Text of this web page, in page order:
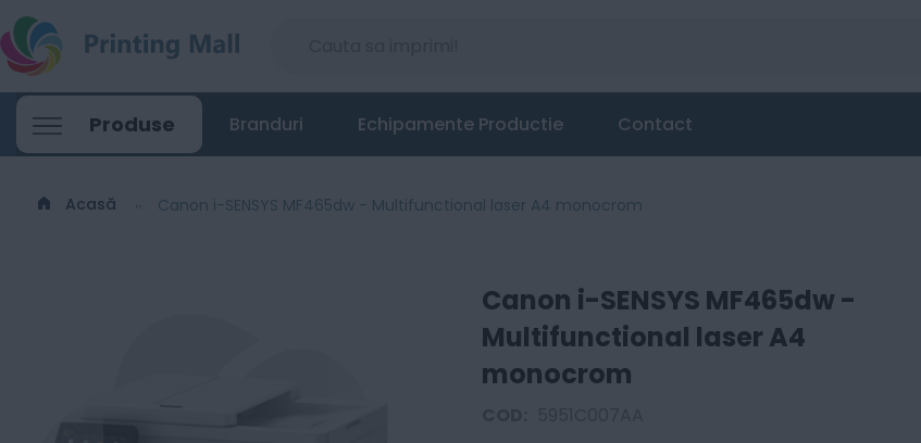
Produse Branduri Echipamente Productie Contact
Acasă Canon i-SENSYS MF465dw - Multifunctional laser A4 monocrom
Canon i-SENSYS MF465dw -
Multifunctional laser A4
monocrom
Canon i-SENSYS MF465dw - Multifunctional laser A4 monocrom
2049 99 Lei